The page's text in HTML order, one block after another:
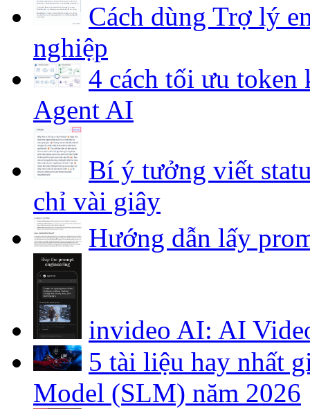
Cách dùng Trợ lý
nghiệp
4 cách tối ưu
Agent AI
Bí ý tưởng viết
chỉ vài giây
Hướng dẫn lấy
invideo AI: AI
5 tài liệu hay nhất
Model (SLM) năm 2026